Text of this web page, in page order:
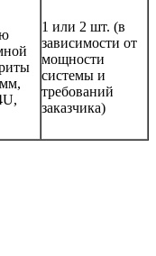
1 или 2 шт. (в
зависимости от
мощности
системы и
требований
заказчика)